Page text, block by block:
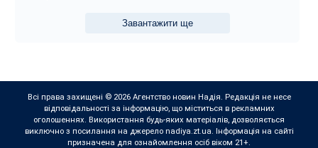
Завантажити ще
Всі права захищені © 2026 Агентство новин Надія. Редакція не несе
відповідальності за інформацію, що міститься в рекламних
оголошеннях. Використання будь-яких матеріалів, дозволяється
виключно з посилання на джерело nadiya.zt.ua. Інформація на сайті
призначена для ознайомлення осіб віком 21+.